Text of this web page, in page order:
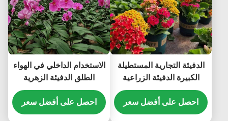
الدفيئة التجارية المستطيلة
الكبيرة الدفيئة الزراعية
متعددة الأطراف
احصل على أفضل سعر
الاستخدام الداخلي في الهواء
الطلق الدفيئة الزهرية
الدفيئة التجارية مقاومة
للطقس
احصل على أفضل سعر